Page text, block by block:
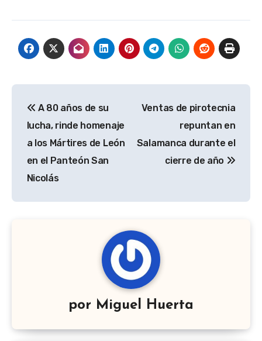
de
entradas
A 80 años de su
lucha, rinde homenaje
a los Mártires de León
en el Panteón San
Nicolás
Ventas de pirotecnia
repuntan en
Salamanca durante el
cierre de año
por Miguel Huerta